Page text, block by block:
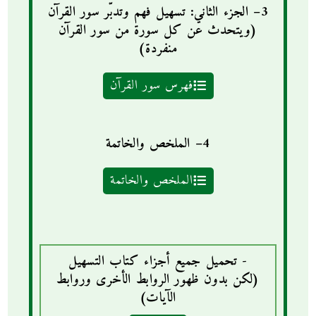
3– الجزء الثاني: تسهيل فهم وتدبّر سور القرآن
(ويتحدث عن كل سورة من سور القرآن
منفردة)
فهرس سور القرآن
4– الملخص والخاتمة
الملخص والخاتمة
- تحميل جميع أجزاء كتاب التسهيل
(لكن بدون ظهور الروابط الأخرى وروابط
الآيات)